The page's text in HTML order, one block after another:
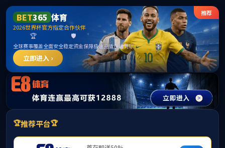
公司概况 团队队伍 人才培养 人才招聘